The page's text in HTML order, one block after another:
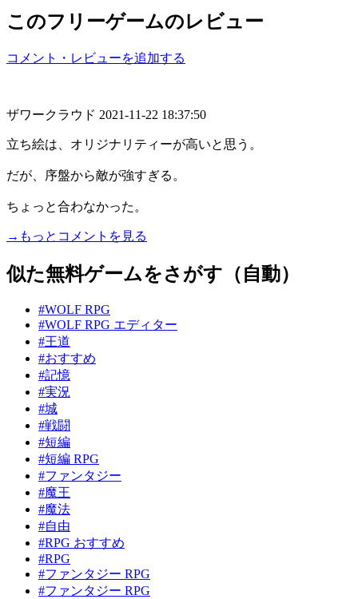
このフリーゲームのレビュー
コメント・レビューを追加する
ザワークラウド 2021-11-22 18:37:50
立ち絵は、オリジナリティーが高いと思う。
だが、序盤から敵が強すぎる。
ちょっと合わなかった。
→もっとコメントを見る
似た無料ゲームをさがす（自動）
#WOLF RPG
#WOLF RPG エディター
#王道
#おすすめ
#記憶
#実況
#城
#戦闘
#短編
#短編 RPG
#ファンタジー
#魔王
#魔法
#自由
#RPG おすすめ
#RPG
#ファンタジー RPG
#ファンタジー RPG